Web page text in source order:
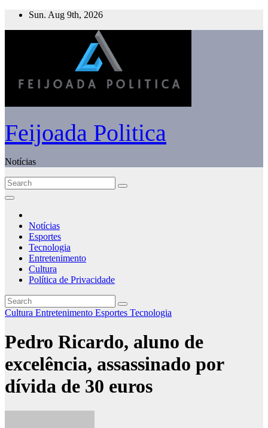
Skip
Sun. Aug 9th, 2026
Feijoada Politica
Notícias
Notícias
Esportes
Tecnologia
Entretenimento
Cultura
Política de Privacidade
Cultura Entretenimento Esportes Tecnologia
Pedro Ricardo, aluno de
excelência, assassinado por
dívida de 30 euros